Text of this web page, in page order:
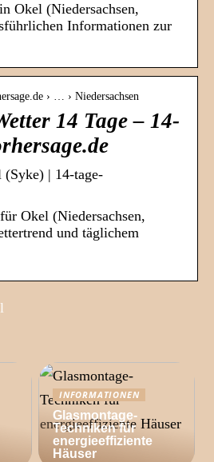
Okel (Niedersachsen,
Informationen zur
› … › Niedersachsen
14 Tage – 14-
(Syke) | 14-tage-
Okel (Niedersachsen,
und täglichem
INFORMATIONEN
Glasmontage-
Techniken für
energieeffiziente
Häuser